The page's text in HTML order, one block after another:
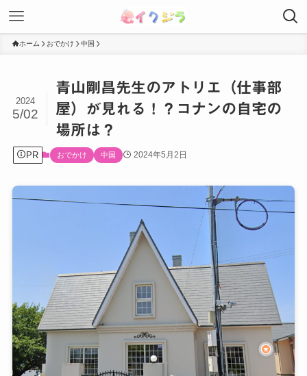
ホーム おでかけ 中国
青山剛昌先生のアトリエ（仕事部
屋）が見れる！？コナンの自宅の
場所は？
2024
5/02
PR おでかけ 中国 2024年5月2日